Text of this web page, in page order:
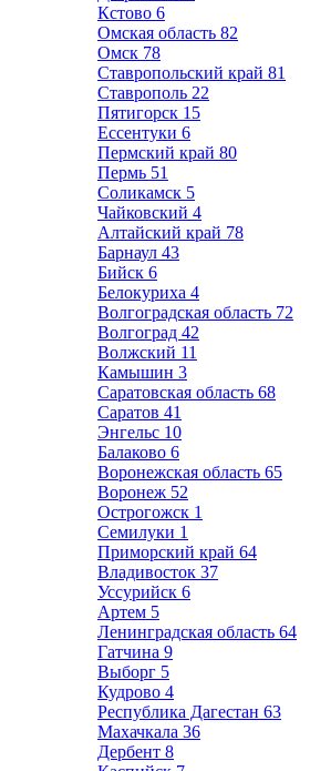
Кстово 6
Омская область 82
Омск 78
Ставропольский край 81
Ставрополь 22
Пятигорск 15
Ессентуки 6
Пермский край 80
Пермь 51
Соликамск 5
Чайковский 4
Алтайский край 78
Барнаул 43
Бийск 6
Белокуриха 4
Волгоградская область 72
Волгоград 42
Волжский 11
Камышин 3
Саратовская область 68
Саратов 41
Энгельс 10
Балаково 6
Воронежская область 65
Воронеж 52
Острогожск 1
Семилуки 1
Приморский край 64
Владивосток 37
Уссурийск 6
Артем 5
Ленинградская область 64
Гатчина 9
Выборг 5
Кудрово 4
Республика Дагестан 63
Махачкала 36
Дербент 8